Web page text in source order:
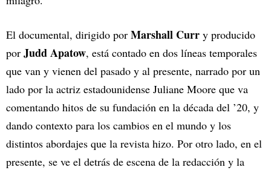
El documental, dirigido por Marshall Curr y producido
por Judd Apatow, está contado en dos líneas temporales
que van y vienen del pasado y al presente, narrado por un
lado por la actriz estadounidense Juliane Moore que va
comentando hitos de su fundación en la década del ’20, y
dando contexto para los cambios en el mundo y los
distintos abordajes que la revista hizo. Por otro lado, en el
presente, se ve el detrás de escena de la redacción y la